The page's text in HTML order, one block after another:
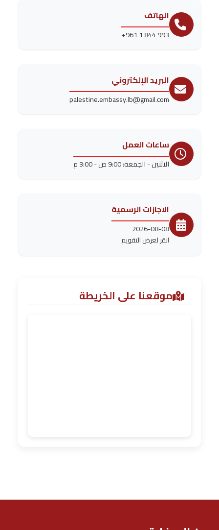
الهاتف
+961 1 844 993
البريد الإلكتروني
palestine.embassy.lb@gmail.com
ساعات العمل
الاثنين - الجمعة: 9:00 ص - 3:00 م
الاجازات الرسمية
2026-08-08
انقر لعرض التقويم
موقعنا على الخريطة